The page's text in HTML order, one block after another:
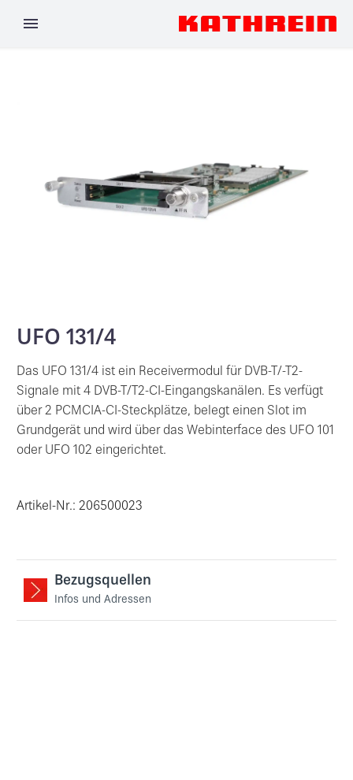
UFO 131/4
Das UFO 131/4 ist ein Receivermodul für DVB-T/-T2-
Signale mit 4 DVB-T/T2-CI-Eingangskanälen. Es verfügt
über 2 PCMCIA-CI-Steckplätze, belegt einen Slot im
Grundgerät und wird über das Webinterface des UFO 101
oder UFO 102 eingerichtet.
Artikel-Nr.: 206500023
Bezugsquellen
Infos und Adressen